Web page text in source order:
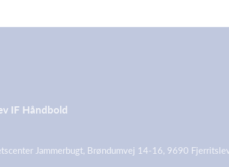
IF Håndbold
Jammerbugt, Brøndumvej 14-16, 9690